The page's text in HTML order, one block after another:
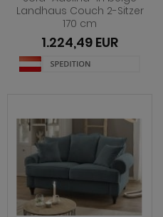
Landhaus Couch 2-Sitzer
170 cm
1.224,49 EUR
Louna
Merced weiß-Eiche
Montez
Piano
Ribera
Rideau
Ronson
grau
Schublade
Rollen
Ronson
Rovola
Seyne
Ward
Rovola
Runner grau
Scout
Skin
Stove weiß Pinie
Tetis
Touch